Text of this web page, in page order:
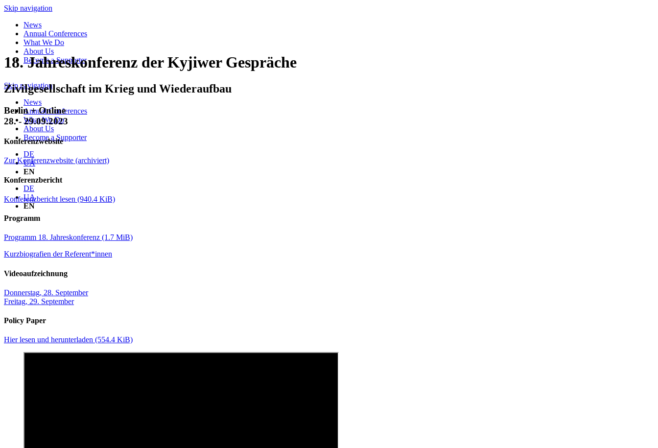
Skip navigation
News
Annual Conferences
What We Do
About Us
Become a Supporter
Skip navigation
News
Annual Conferences
What We Do
About Us
Become a Supporter
DE
UA
EN
DE
UA
EN
18. Jahres­konferenz der Kyjiwer Gespräche
Zivilgesellschaft im Krieg und Wiederaufbau
Berlin + Online
28. - 29.09.2023
Konferenzwebsite
Zur Konferenzwebsite (archiviert)
Konferenzbericht
Konferenzbericht lesen (940.4 KiB)
Programm
Programm 18. Jahreskonferenz (1.7 MiB)
Kurzbiografien der Referent*innen
Videoaufzeichnung
Donnerstag, 28. September
Freitag, 29. September
Policy Paper
Hier lesen und herunterladen (554.4 KiB)